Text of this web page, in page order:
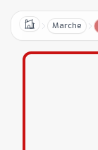
HomeMarche